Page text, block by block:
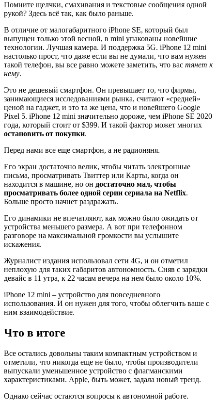
Помните щелчки, смахивания и текстовые сообщения одной
рукой? Здесь всё так, как было раньше.
В отличие от малогабаритного iPhone SE, который был
выпущен только этой весной, в mini упакованы новейшие
технологии. Лучшая камера. И поддержка 5G. iPhone 12 mini
настолько прост, что даже если вы не думали, что вам нужен
такой телефон, вы все равно можете заметить, что вас тянет к
нему.
Это не дешевый смартфон. Он превышает то, что фирмы,
занимающиеся исследованиями рынка, считают «средней»
ценой на гаджет, и это та же цена, что и новейшего Google
Pixel 5. iPhone 12 mini значительно дороже, чем iPhone SE 2020
года, который стоит от $399. И такой фактор может многих
остановить от покупки.
Перед нами все еще смартфон, а не радионяня.
Его экран достаточно велик, чтобы читать электронные
письма, просматривать Твиттер или Карты, когда он
находится в машине, но он достаточно мал, чтобы
просматривать более одной серии сериала на Netflix.
Больше просто начнет раздражать.
Его динамики не впечатляют, как можно было ожидать от
устройства меньшего размера. А вот при телефонном
разговоре на максимальной громкости вы услышите
искажения.
Журналист издания использовал сети 4G, и он отметил
неплохую для таких габаритов автономность. Сняв с зарядки
девайс в 11 утра, к 22 часам вечера на нем было около 10%.
iPhone 12 mini – устройство для повседневного
использования. И он нужен для того, чтобы облегчить ваше с
ним взаимодействие.
Что в итоге
Все остались довольны таким компактным устройством и
отметили, что никогда еще не было, чтобы производители
выпускали уменьшенное устройство с флагманскими
характеристиками. Apple, быть может, задала новый тренд.
Однако сейчас остаются вопросы к автономной работе.